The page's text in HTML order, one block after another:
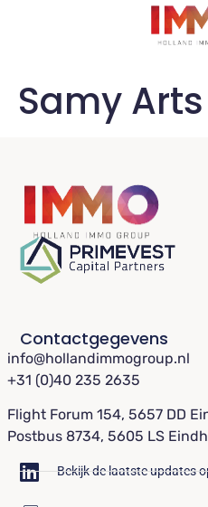
Samy Arts
Contactgegevens
info@hollandimmogroup.nl
+31 (0)40 235 2635
Flight Forum 154, 5657 DD
Postbus 8734, 5605 LS
Bekijk de laatste updates